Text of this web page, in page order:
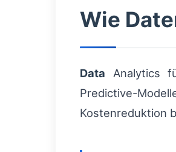
Wie
Data Analytics
Predictive-
Kostenreduktion